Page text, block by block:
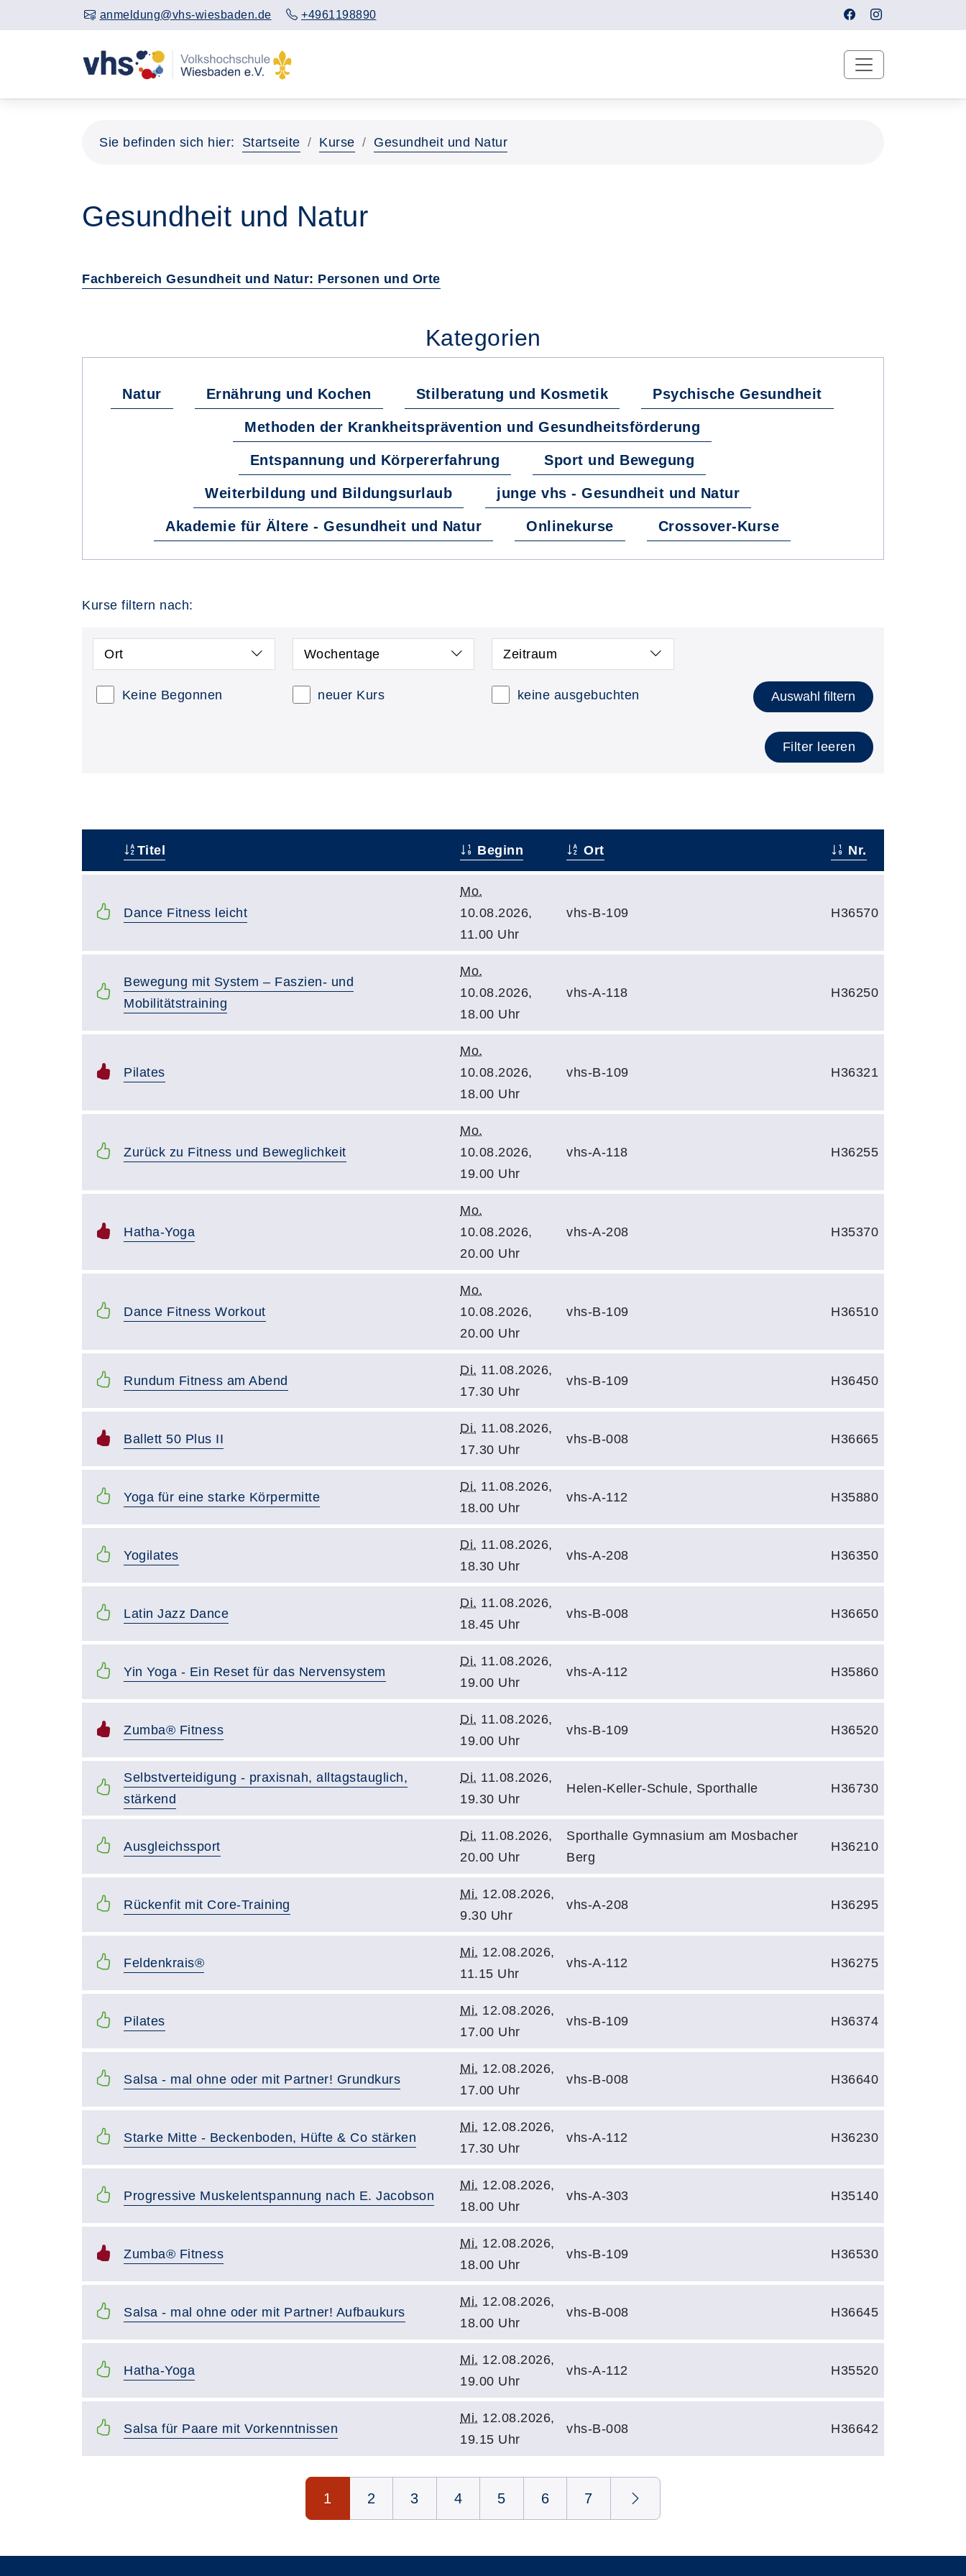
anmeldung@vhs-wiesbaden.de +4961198890
Sie befinden sich hier: Startseite Kurse Gesundheit und Natur
Gesundheit und Natur
Fachbereich Gesundheit und Natur: Personen und Orte
Kategorien
Natur Ernährung und Kochen Stilberatung und Kosmetik Psychische Gesundheit
Methoden der Krankheitsprävention und Gesundheitsförderung
Entspannung und Körpererfahrung Sport und Bewegung
Weiterbildung und Bildungsurlaub junge vhs - Gesundheit und Natur
Akademie für Ältere - Gesundheit und Natur Onlinekurse Crossover-Kurse
Kurse filtern nach:
Ort Wochentage Zeitraum
Keine Begonnen neuer Kurs keine ausgebuchten Auswahl filtern
Filter leeren
Titel Beginn Ort Nr.
Dance Fitness leicht
Mo.
10.08.2026,
11.00 Uhr
vhs-B-109 H36570
Bewegung mit System – Faszien- und
Mobilitätstraining
Mo.
10.08.2026,
18.00 Uhr
vhs-A-118 H36250
Pilates
Mo.
10.08.2026,
18.00 Uhr
vhs-B-109 H36321
Zurück zu Fitness und Beweglichkeit
Mo.
10.08.2026,
19.00 Uhr
vhs-A-118 H36255
Hatha-Yoga
Mo.
10.08.2026,
20.00 Uhr
vhs-A-208 H35370
Dance Fitness Workout
Mo.
10.08.2026,
20.00 Uhr
vhs-B-109 H36510
Rundum Fitness am Abend
Di. 11.08.2026,
17.30 Uhr
vhs-B-109 H36450
Ballett 50 Plus II
Di. 11.08.2026,
17.30 Uhr
vhs-B-008 H36665
Yoga für eine starke Körpermitte
Di. 11.08.2026,
18.00 Uhr
vhs-A-112 H35880
Yogilates
Di. 11.08.2026,
18.30 Uhr
vhs-A-208 H36350
Latin Jazz Dance
Di. 11.08.2026,
18.45 Uhr
vhs-B-008 H36650
Yin Yoga - Ein Reset für das Nervensystem
Di. 11.08.2026,
19.00 Uhr
vhs-A-112 H35860
Zumba® Fitness
Di. 11.08.2026,
19.00 Uhr
vhs-B-109 H36520
Selbstverteidigung - praxisnah, alltagstauglich,
stärkend
Di. 11.08.2026,
19.30 Uhr
Helen-Keller-Schule, Sporthalle H36730
Ausgleichssport
Di. 11.08.2026,
20.00 Uhr
Sporthalle Gymnasium am Mosbacher
Berg
H36210
Rückenfit mit Core-Training
Mi. 12.08.2026,
9.30 Uhr
vhs-A-208 H36295
Feldenkrais®
Mi. 12.08.2026,
11.15 Uhr
vhs-A-112 H36275
Pilates
Mi. 12.08.2026,
17.00 Uhr
vhs-B-109 H36374
Salsa - mal ohne oder mit Partner! Grundkurs
Mi. 12.08.2026,
17.00 Uhr
vhs-B-008 H36640
Starke Mitte - Beckenboden, Hüfte & Co stärken
Mi. 12.08.2026,
17.30 Uhr
vhs-A-112 H36230
Progressive Muskelentspannung nach E. Jacobson
Mi. 12.08.2026,
18.00 Uhr
vhs-A-303 H35140
Zumba® Fitness
Mi. 12.08.2026,
18.00 Uhr
vhs-B-109 H36530
Salsa - mal ohne oder mit Partner! Aufbaukurs
Mi. 12.08.2026,
18.00 Uhr
vhs-B-008 H36645
Hatha-Yoga
Mi. 12.08.2026,
19.00 Uhr
vhs-A-112 H35520
Salsa für Paare mit Vorkenntnissen
Mi. 12.08.2026,
19.15 Uhr
vhs-B-008 H36642
1 2 3 4 5 6 7